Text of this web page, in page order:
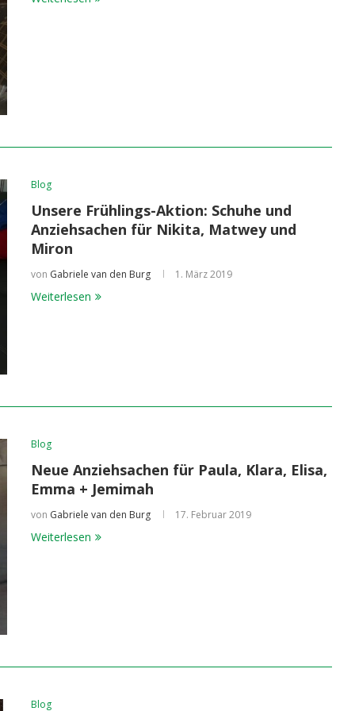
Blog
Unsere Frühlings-Aktion: Schuhe und
Anziehsachen für Nikita, Matwey und
Miron
von Gabriele van den Burg 1. März 2019
Weiterlesen
Blog
Neue Anziehsachen für Paula, Klara, Elisa,
Emma + Jemimah
von Gabriele van den Burg 17. Februar 2019
Weiterlesen
Blog